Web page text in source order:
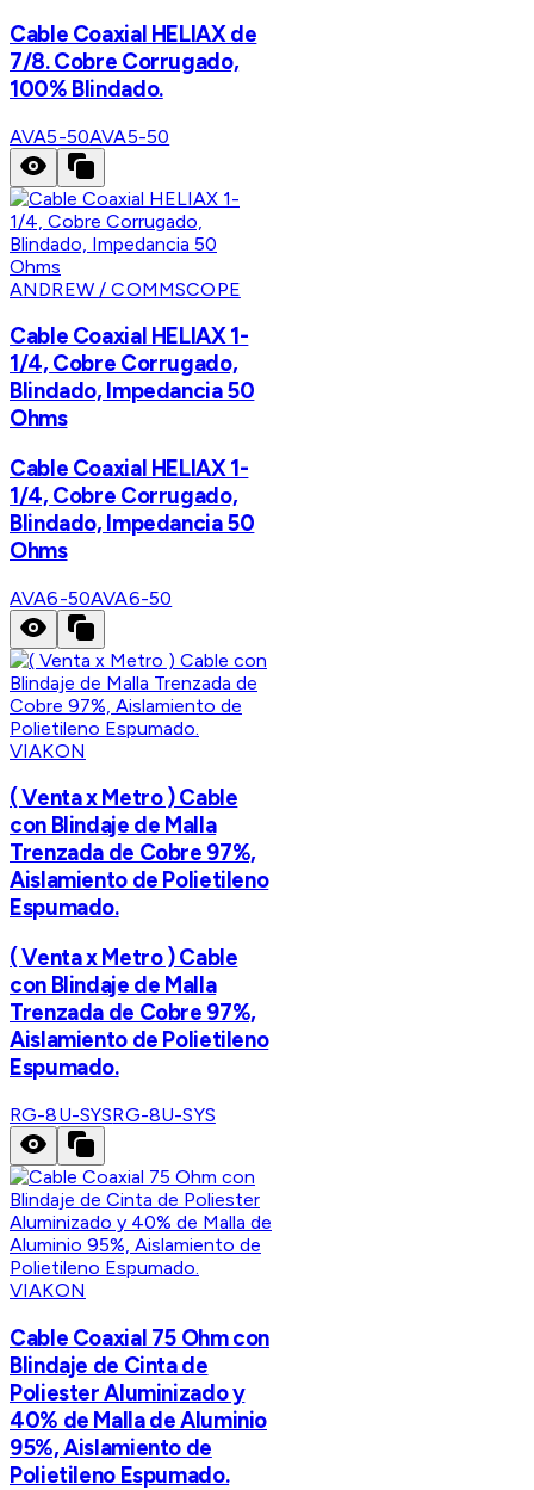
Cable Coaxial HELIAX de
7/8. Cobre Corrugado,
100% Blindado.
AVA5-50AVA5-50
ANDREW / COMMSCOPE
Cable Coaxial HELIAX 1-
1/4, Cobre Corrugado,
Blindado, Impedancia 50
Ohms
Cable Coaxial HELIAX 1-
1/4, Cobre Corrugado,
Blindado, Impedancia 50
Ohms
AVA6-50AVA6-50
VIAKON
( Venta x Metro ) Cable
con Blindaje de Malla
Trenzada de Cobre 97%,
Aislamiento de Polietileno
Espumado.
( Venta x Metro ) Cable
con Blindaje de Malla
Trenzada de Cobre 97%,
Aislamiento de Polietileno
Espumado.
RG-8U-SYSRG-8U-SYS
VIAKON
Cable Coaxial 75 Ohm con
Blindaje de Cinta de
Poliester Aluminizado y
40% de Malla de Aluminio
95%, Aislamiento de
Polietileno Espumado.